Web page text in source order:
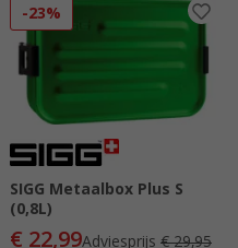
-23%
SIGG Metaalbox Plus S
(0,8L)
€ 22,99Adviesprijs € 29,95